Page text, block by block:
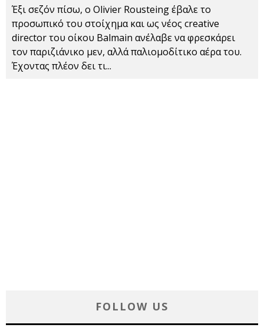
Έξι σεζόν πίσω, ο Olivier Rousteing έβαλε το
προσωπικό του στοίχημα και ως νέος creative
director του οίκου Balmain ανέλαβε να φρεσκάρει
τον παριζιάνικο μεν, αλλά παλιομοδίτικο αέρα του.
Έχοντας πλέον δει τι...
FOLLOW US